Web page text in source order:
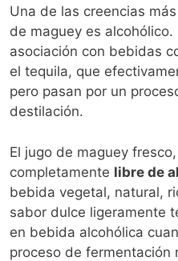
Una de las creencias
de maguey es
asociación con bebidas
el tequila, que
pero pasan por un
destilación.
El jugo de maguey
completamente libre de
bebida vegetal, natural,
sabor dulce ligeramente
en bebida alcohólica
proceso de fermentación